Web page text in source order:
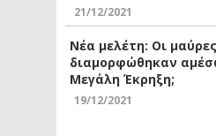
21/12/2021
Νέα μελέτη: Οι
διαμορφώθηκαν
Μεγάλη Έκρηξη;
19/12/2021